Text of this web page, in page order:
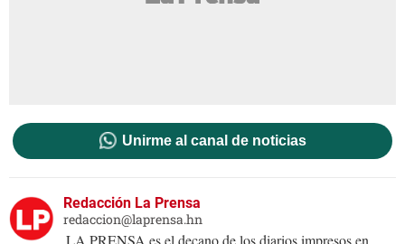
Unirme al canal de noticias
Redacción La Prensa
redaccion@laprensa.hn